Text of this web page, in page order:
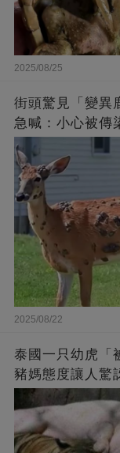
2025/08/25
街頭驚見「變異
急喊：小心被傳
2025/08/22
泰國一只幼虎「
豬媽態度讓人驚